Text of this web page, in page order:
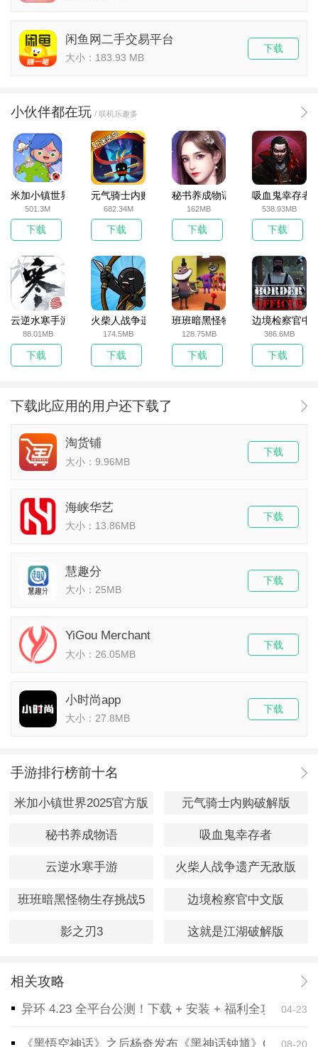
闲鱼网二手交易平台
大小：183.93 MB
下载
小伙伴都在玩 / 联机乐趣多
米加小镇世界2025官方版
501.3M
下载
元气骑士内购破解版
682.34M
下载
秘书养成物语
162MB
下载
吸血鬼幸存者
538.93MB
下载
云逆水寒手游
88.01MB
下载
火柴人战争遗产无敌版
174.5MB
下载
班班暗黑怪物生存挑战5
128.75MB
下载
边境检察官中
386.6MB
下载
下载此应用的用户还下载了
淘货铺
大小：9.96MB
下载
海峡华艺
大小：13.86MB
下载
慧趣分
大小：25MB
下载
YiGou Merchant
大小：26.05MB
下载
小时尚app
大小：27.8MB
下载
手游排行榜前十名
米加小镇世界2025官方版 元气骑士内购破解版
秘书养成物语 吸血鬼幸存者
云逆水寒手游 火柴人战争遗产无敌版
班班暗黑怪物生存挑战5 边境检察官中文版
影之刃3 这就是江湖破解版
相关攻略
异环 4.23 全平台公测！下载 + 安装 + 福利全攻略，一
04-23
《黑悟空神话》之后杨奇发布《黑神话钟馗》CG！预
08-20